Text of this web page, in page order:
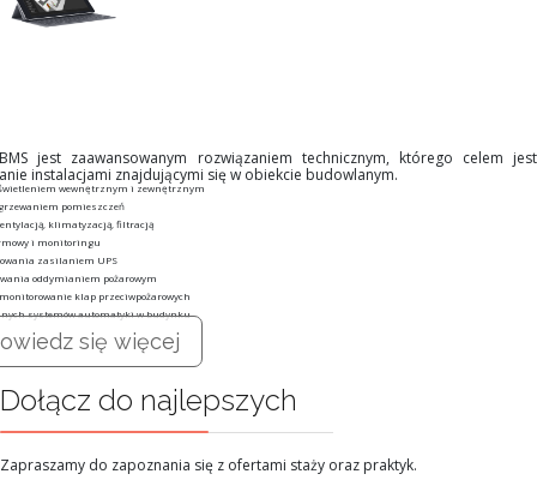
jest zaawansowanym rozwiązaniem technicznym, którego celem jest
instalacjami znajdującymi się w obiekcie budowlanym.
wewnętrznym i zewnętrznym
pomieszczeń
klimatyzacją, filtracją
i monitoringu
zasilaniem UPS
oddymianiem pożarowym
klap przeciwpożarowych
systemów automatyki w budynku
się więcej
Dołącz do najlepszych
Zapraszamy do zapoznania się z ofertami staży oraz praktyk.